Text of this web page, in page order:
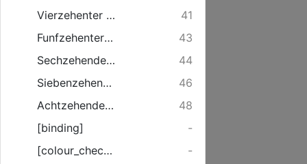
Vierzehenter Auftritt.
41
Funfzehenter Auftritt.
43
Sechzehender Auftritt.
44
Siebenzehender Auftritt.
46
Achtzehender Auftritt.
48
[binding]
-
[colour_checker]
-